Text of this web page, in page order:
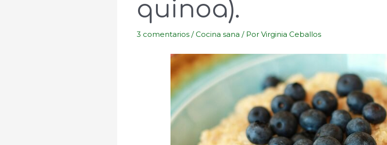
quinoa).
3 comentarios /Cocina sana / PorVirginia Ceballos